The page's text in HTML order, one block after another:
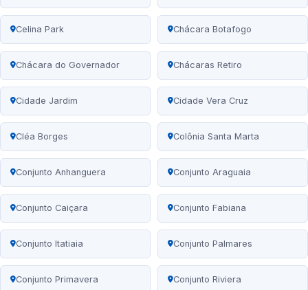
Celina Park Chácara Botafogo
Chácara do Governador Chácaras Retiro
Cidade Jardim Cidade Vera Cruz
Cléa Borges Colônia Santa Marta
Conjunto Anhanguera Conjunto Araguaia
Conjunto Caiçara Conjunto Fabiana
Conjunto Itatiaia Conjunto Palmares
Conjunto Primavera Conjunto Riviera